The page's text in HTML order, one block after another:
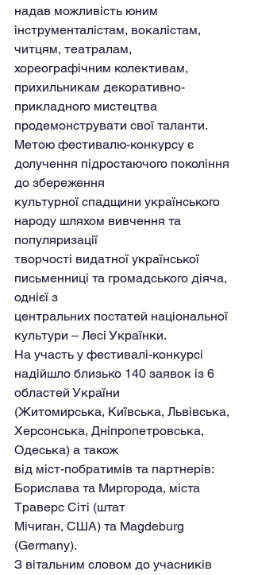
надав можливість юним
інструменталістам, вокалістам,
читцям, театралам,
хореографічним колективам,
прихильникам декоративно-
прикладного мистецтва
продемонструвати свої таланти.
Метою фестивалю-конкурсу є
долучення підростаючого покоління
до збереження
культурної спадщини українського
народу шляхом вивчення та
популяризації
творчості видатної української
письменниці та громадського діяча,
однієї з
центральних постатей національної
культури – Лесі Українки.
На участь у фестивалі-конкурсі
надійшло близько 140 заявок із 6
областей України
(Житомирська, Київська, Львівська,
Херсонська, Дніпропетровська,
Одеська) а також
від міст-побратимів та партнерів:
Борислава та Миргорода, міста
Траверс Сіті (штат
Мічиган, США) та Magdeburg
(Germany).
З вітальним словом до учасників